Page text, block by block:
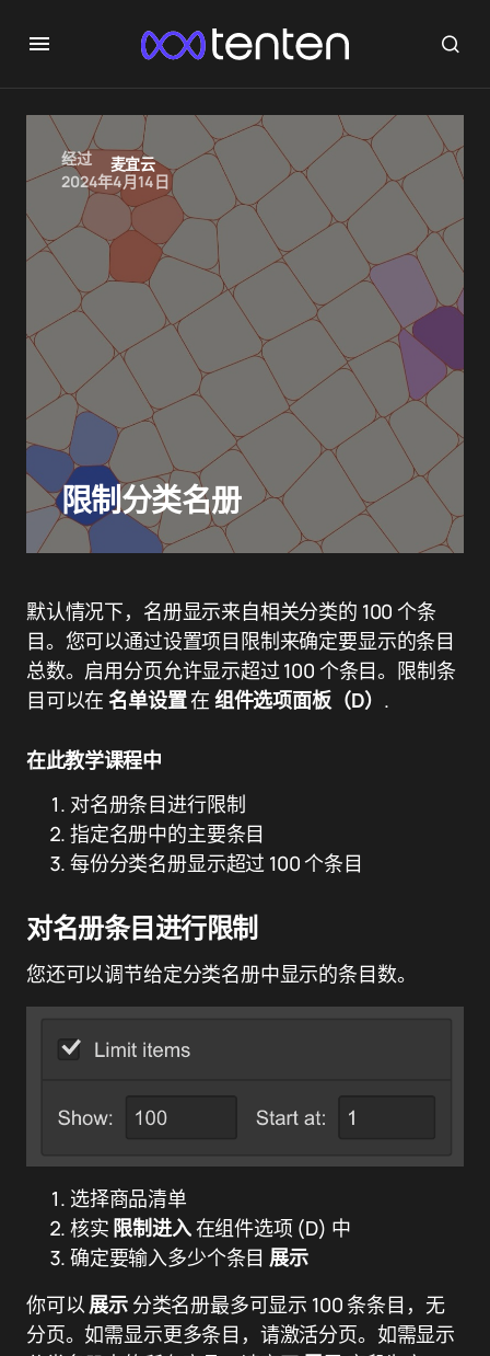
经过
麦宜云
2024年4月14日
限制分类名册
默认情况下，名册显示来自相关分类的 100 个条
目。您可以通过设置项目限制来确定要显示的条目
总数。启用分页允许显示超过 100 个条目。限制条
目可以在名单设置在 组件选项面板（D） .
在此教学课程中
对名册条目进行限制
指定名册中的主要条目
每份分类名册显示超过 100 个条目
对名册条目进行限制
您还可以调节给定分类名册中显示的条目数。
选择商品清单
核实 限制进入在组件选项 (D) 中
确定要输入多少个条目 展示
你可以展示分类名册最多可显示 100 条条目，无
分页。如需显示更多条目，请激活分页。如需显示